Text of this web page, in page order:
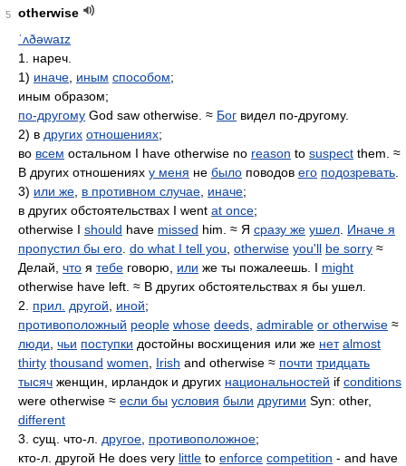
5
otherwise
ˈʌðəwaɪz
1. нареч.
1) иначе иным способом;
иным образом;
по-другому God saw otherwise. ≈ Бог видел по-другому.
2) в других отношениях;
во всем остальном I have otherwise no reason to suspect them. ≈
В других отношениях у меня не было поводов его подозревать
3) или же в противном случае иначе;
в других обстоятельствах I went at once;
otherwise I should have missed him. ≈ Я сразу же ушел Иначе я
пропустил бы его do what I tell you otherwise you'll be sorry ≈
Делай, что я тебе говорю, или же ты пожалеешь. I might
otherwise have left. ≈ В других обстоятельствах я бы ушел.
2. прил. другой иной;
противоположный people whose deeds admirable or otherwise ≈
люди чьи поступки достойны восхищения или же нет almost
thirty thousand women Irish and otherwise ≈ почти тридцать
тысяч женщин, ирландок и других национальностей if conditions
were otherwise ≈ если бы условия были другими Syn: other,
different
3. сущ. что-л. другое противоположное;
кто-л. другой He does very little to enforce competition - and have